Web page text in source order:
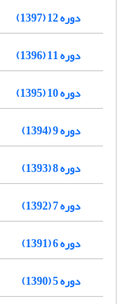
دوره 12 (1397)
دوره 11 (1396)
دوره 10 (1395)
دوره 9 (1394)
دوره 8 (1393)
دوره 7 (1392)
دوره 6 (1391)
دوره 5 (1390)